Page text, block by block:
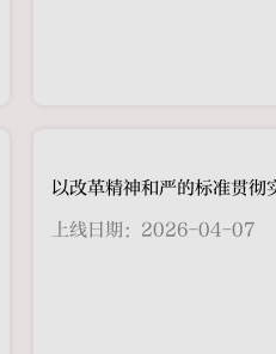
上线日期：2026-04-07